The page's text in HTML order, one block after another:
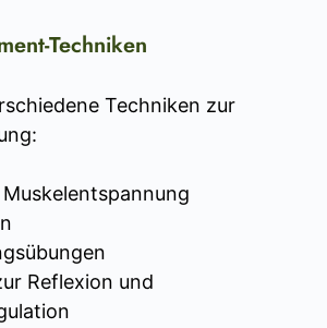
Techniken
Techniken zur
Reflexion und